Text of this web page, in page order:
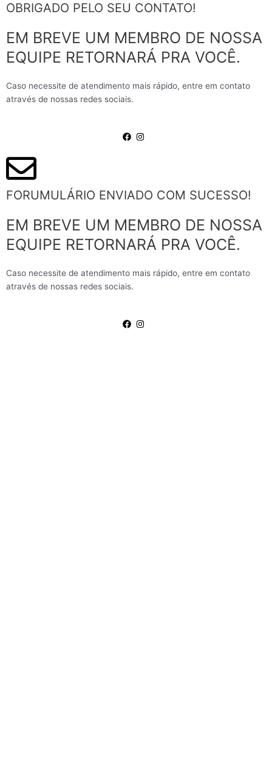
OBRIGADO PELO SEU CONTATO!
EM BREVE UM MEMBRO DE NOSSA
EQUIPE RETORNARÁ PRA VOCÊ.
Caso necessite de atendimento mais rápido, entre em contato
através de nossas redes sociais.
FORUMULÁRIO ENVIADO COM SUCESSO!
EM BREVE UM MEMBRO DE NOSSA
EQUIPE RETORNARÁ PRA VOCÊ.
Caso necessite de atendimento mais rápido, entre em contato
através de nossas redes sociais.